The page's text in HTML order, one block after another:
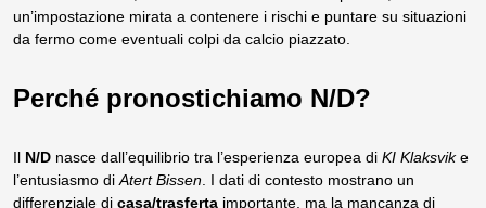
un’impostazione mirata a contenere i rischi e puntare su situazioni
da fermo come eventuali colpi da calcio piazzato.
Perché pronostichiamo N/D?
Il N/D nasce dall’equilibrio tra l’esperienza europea di KI Klaksvike
l’entusiasmo diAtert Bissen. I dati di contesto mostrano un
differenziale di casa/trasferta importante, ma la mancanza di